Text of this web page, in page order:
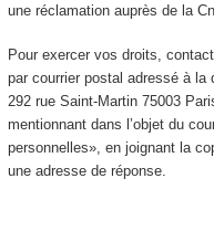
une réclamation auprès de la
Pour exercer vos droits,
par courrier postal adressé à la
292 rue Saint-Martin 75003
mentionnant dans l’objet du
personnelles», en joignant la
une adresse de réponse.